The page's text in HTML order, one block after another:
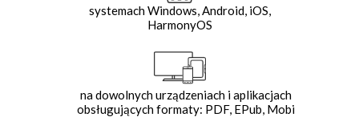
systemach Windows, Android, iOS,
HarmonyOS
na dowolnych urządzeniach i aplikacjach
obsługujących formaty: PDF, EPub, Mobi